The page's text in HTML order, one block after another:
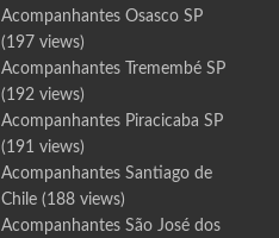
Acompanhantes Osasco SP
(197 views)
Acompanhantes Tremembé SP
(192 views)
Acompanhantes Piracicaba SP
(191 views)
Acompanhantes Santiago de
Chile (188 views)
Acompanhantes São José dos